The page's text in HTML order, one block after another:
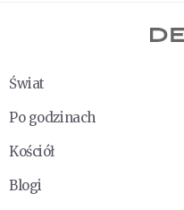
Świat
Po godzinach
Kościół
Blogi